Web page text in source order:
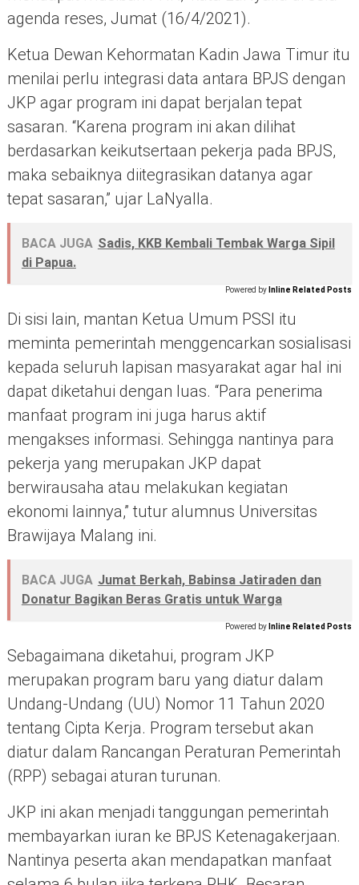
agenda reses, Jumat (16/4/2021).
Ketua Dewan Kehormatan Kadin Jawa Timur itu
menilai perlu integrasi data antara BPJS dengan
JKP agar program ini dapat berjalan tepat
sasaran. “Karena program ini akan dilihat
berdasarkan keikutsertaan pekerja pada BPJS,
maka sebaiknya diitegrasikan datanya agar
tepat sasaran,” ujar LaNyalla.
BACA JUGA Sadis, KKB Kembali Tembak Warga Sipil
di Papua.
Powered by Inline Related Posts
Di sisi lain, mantan Ketua Umum PSSI itu
meminta pemerintah menggencarkan sosialisasi
kepada seluruh lapisan masyarakat agar hal ini
dapat diketahui dengan luas. “Para penerima
manfaat program ini juga harus aktif
mengakses informasi. Sehingga nantinya para
pekerja yang merupakan JKP dapat
berwirausaha atau melakukan kegiatan
ekonomi lainnya,” tutur alumnus Universitas
Brawijaya Malang ini.
BACA JUGA Jumat Berkah, Babinsa Jatiraden dan
Donatur Bagikan Beras Gratis untuk Warga
Powered by Inline Related Posts
Sebagaimana diketahui, program JKP
merupakan program baru yang diatur dalam
Undang-Undang (UU) Nomor 11 Tahun 2020
tentang Cipta Kerja. Program tersebut akan
diatur dalam Rancangan Peraturan Pemerintah
(RPP) sebagai aturan turunan.
JKP ini akan menjadi tanggungan pemerintah
membayarkan iuran ke BPJS Ketenagakerjaan.
Nantinya peserta akan mendapatkan manfaat